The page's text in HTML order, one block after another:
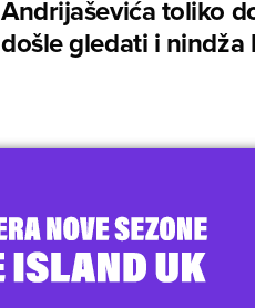
Andrijaševića toliko
došle gledati i nindža